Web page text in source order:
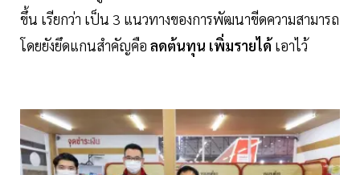
ขึ้น เรียกว่า เป็น 3 แนวทางของการพัฒนาขีดความสามารถ
โดยยังยึดแกนสำคัญคือ ลดต้นทุน เพิ่มรายได้เอาไว้